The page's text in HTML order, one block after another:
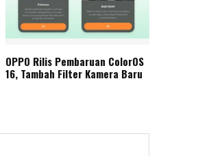
OPPO Rilis Pembaruan ColorOS
16, Tambah Filter Kamera Baru